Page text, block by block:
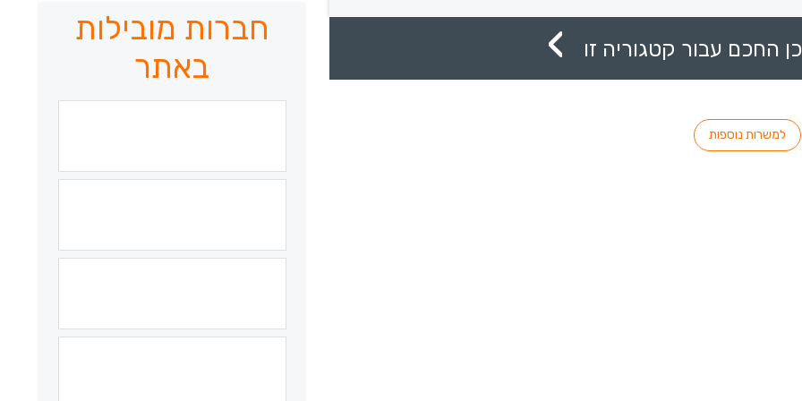
החכם עבור קטגוריה זו
למשרות נוספות
חברות מובילות
באתר